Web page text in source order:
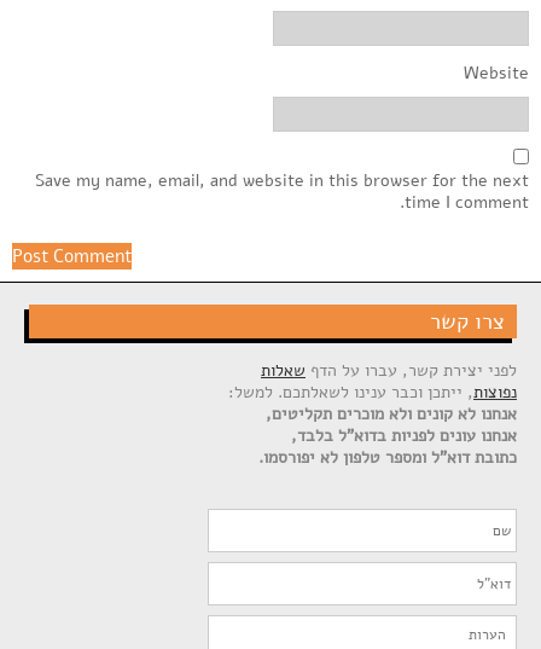
Website
Save my name, email, and website in this browser for the next
time I comment.
צרו קשר
לפני יצירת קשר, עברו על הדף שאלות
נפוצות, ייתכן וכבר ענינו לשאלתכם. למשל:
אנחנו לא קונים ולא מוכרים תקליטים,
אנחנו עונים לפניות בדוא"ל בלבד,
כתובת דוא"ל ומספר טלפון לא יפורסמו.